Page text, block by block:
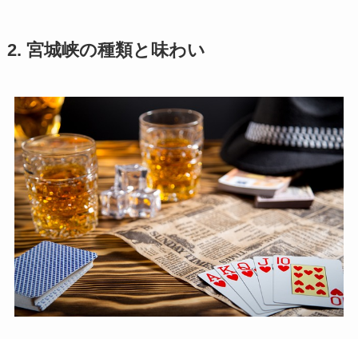
2. 宮城峡の種類と味わい